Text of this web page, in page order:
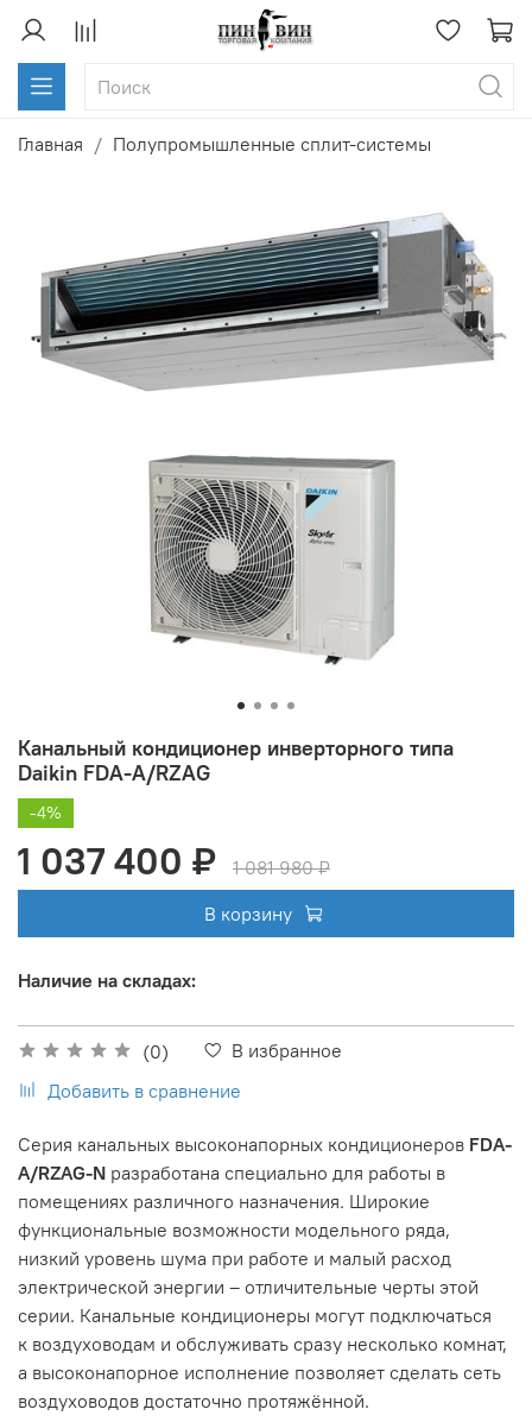
Главная Полупромышленные сплит-системы
Канальный кондиционер инверторного типа
Daikin FDA-A/RZAG
(0)
В избранное
Добавить в сравнение
-4%
1 037 400 ₽
1 081 980 ₽
В корзину
Наличие на складах:
Серия канальных высоконапорных кондиционеров FDA-
A/RZAG-N разработана специально для работы в
помещениях различного назначения. Широкие
функциональные возможности модельного ряда,
низкий уровень шума при работе и малый расход
электрической энергии – отличительные черты этой
серии. Канальные кондиционеры могут подключаться
к воздуховодам и обслуживать сразу несколько комнат,
а высоконапорное исполнение позволяет сделать сеть
воздуховодов достаточно протяжённой.